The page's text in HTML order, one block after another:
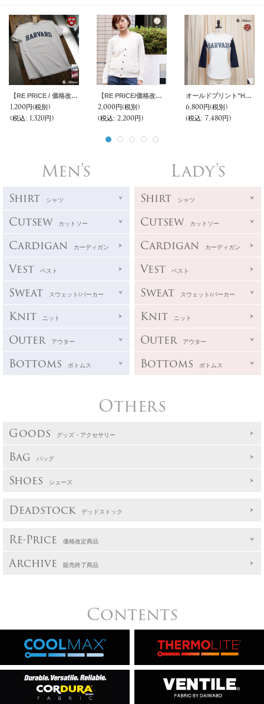
【RE PRICE / 価格改定】HARVARD"HARVARD"C/N S/S 6oz オールドプリントT [Lady's] / Audience
1,200円(税別)
(税込: 1,320円)
【RE PRICE/価格改定】フランスリネンケーブル×鹿の子長袖ニットカーディガン[Lady's]【MADE IN JAPAN】『日本製』/ Upscape Audience
2,000円(税別)
(税込: 2,200円)
オールドプリント"HARVARD"ヴィンテージセットインベースボールアンダーTEE [Lady's] / Audience
6,800円(税別)
(税込: 7,480円)
Men's
Shirt シャツ
Cutsew カットソー
Cardigan カーディガン
Vest ベスト
Sweat スウェット/パーカー
Knit ニット
Outer アウター
Bottoms ボトムス
Lady's
Shirt シャツ
Cutsew カットソー
Cardigan カーディガン
Vest ベスト
Sweat スウェット/パーカー
Knit ニット
Outer アウター
Bottoms ボトムス
Others
Goods グッズ・アクセサリー
Bag バッグ
Shoes シューズ
Deadstock デッドストック
Re-Price 価格改定商品
Archive 販売終了商品
Contents